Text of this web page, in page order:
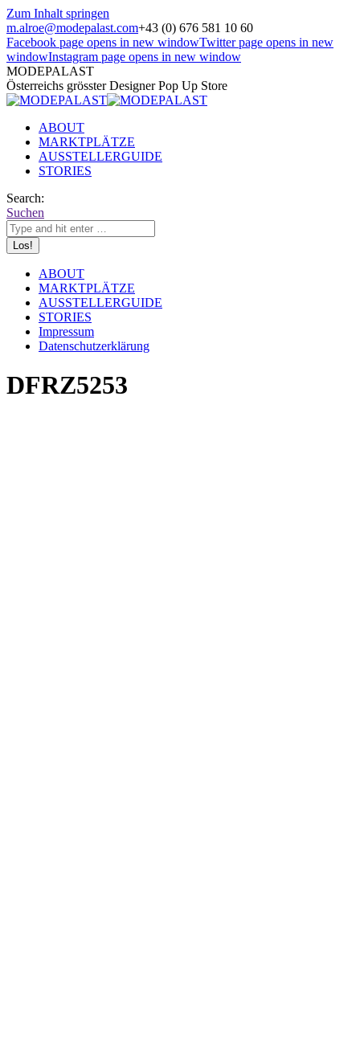
Zum Inhalt springen
m.alroe@modepalast.com+43 (0) 676 581 10 60
Facebook page opens in new windowTwitter page opens in new
windowInstagram page opens in new window
MODEPALAST
Österreichs grösster Designer Pop Up Store
ABOUT
MARKTPLÄTZE
AUSSTELLERGUIDE
STORIES
Search:
Suchen
ABOUT
MARKTPLÄTZE
AUSSTELLERGUIDE
STORIES
Impressum
Datenschutzerklärung
DFRZ5253